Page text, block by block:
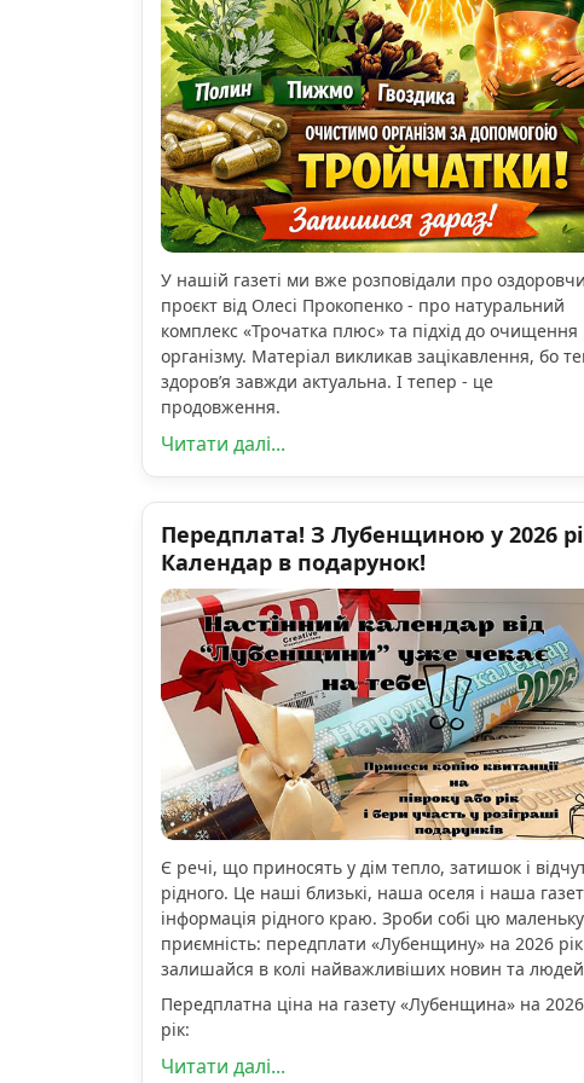
У нашій газеті ми вже розповідали про
проєкт від Олесі Прокопенко - про натуральний
комплекс «Трочатка плюс» та підхід до очищення
організму. Матеріал викликав зацікавлення, бо
здоров’я завжди актуальна. І тепер - це
продовження.
Читати далі...
Передплата! З Лубенщиною у 2026
Календар в подарунок!
Є речі, що приносять у дім тепло, затишок і
рідного. Це наші близькі, наша оселя і наша
інформація рідного краю. Зроби собі цю маленьку
приємність: передплати «Лубенщину» на 2026 рік
залишайся в колі найважливіших новин та
Передплатна ціна на газету «Лубенщина» на 2026
рік:
Читати далі...